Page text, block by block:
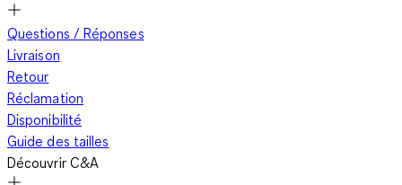
Questions / Réponses
Livraison
Retour
Réclamation
Disponibilité
Guide des tailles
Découvrir C&A